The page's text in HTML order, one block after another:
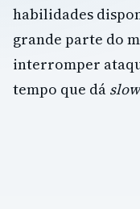
habilidades
grande parte do
interromper
tempo que dá slow